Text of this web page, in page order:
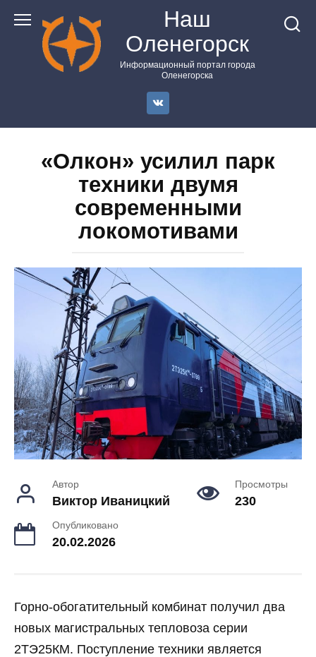
контенту
Наш
Оленегорск
Информационный портал города
Оленегорска
«Олкон» усилил парк
техники двумя
современными
локомотивами
Автор
Виктор Иваницкий
Просмотры
230
Опубликовано
20.02.2026
Горно-обогатительный комбинат получил два
новых магистральных тепловоза серии
2ТЭ25КМ. Поступление техники является